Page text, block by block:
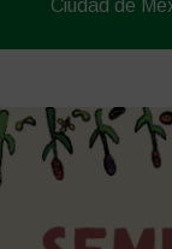
Ciudad de